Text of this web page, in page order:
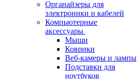
Органайзеры для
электроники и кабелей
Компьютерные
аксессуары
Мыши
Коврики
Веб-камеры и лампы
Подставки для
ноутбуков